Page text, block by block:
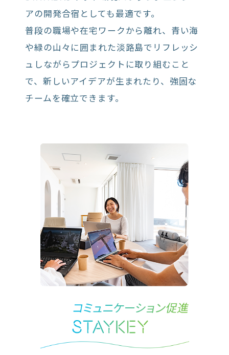
アの開発合宿としても最適です。
普段の職場や在宅ワークから離れ、青い海
や緑の山々に囲まれた淡路島でリフレッシ
ュしながらプロジェクトに取り組むこと
で、新しいアイデアが生まれたり、強固な
チームを確立できます。